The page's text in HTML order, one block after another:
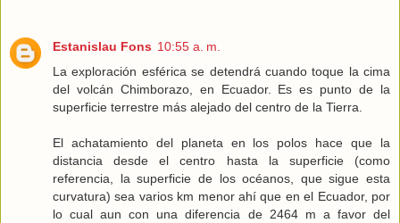
Estanislau Fons 10:55 a. m.
La exploración esférica se detendrá cuando toque la cima
del volcán Chimborazo, en Ecuador. Es es punto de la
superficie terrestre más alejado del centro de la Tierra.
El achatamiento del planeta en los polos hace que la
distancia desde el centro hasta la superficie (como
referencia, la superficie de los océanos, que sigue esta
curvatura) sea varios km menor ahí que en el Ecuador, por
lo cual aun con una diferencia de 2464 m a favor del